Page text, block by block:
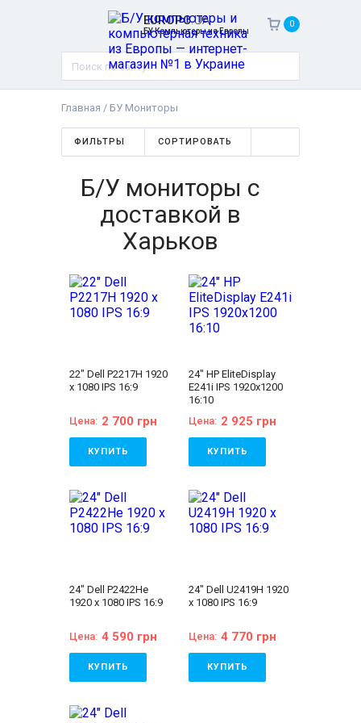
EUROPC.UA
БУ Компьютеры из Европы
0
Главная / БУ Мониторы
ФИЛЬТРЫ СОРТИРОВАТЬ
Б/У мониторы с
доставкой в
Харьков
22" Dell P2217H 1920
x 1080 IPS 16:9
Цена: 2 700 грн
КУПИТЬ
(отличное состояние)
Бренд: Dell
Диагональ: 22 дюйма
Тип матрицы: IPS
VGA: Есть
DVI: Нет
HDMI:
Есть
Комплектация:
Монитор, кабель
питания 220В,
сигнальный кабель
гарантийный талон,
расходная накладная
24" HP EliteDisplay
E241i IPS 1920x1200
16:10
Цена: 2 925 грн
КУПИТЬ
(отличное состояние)
Бренд: HP
Диагональ: 24 дюйма
Тип матрицы: IPS
VGA: Есть
DVI: Есть
HDMI:
Нет
Комплектация:
Монитор, кабель
питания 220В,
сигнальный кабель
24" Dell P2422He
1920 x 1080 IPS 16:9
Цена: 4 590 грн
КУПИТЬ
(отличное состояние)
24" Dell U2419H 1920
x 1080 IPS 16:9
Цена: 4 770 грн
КУПИТЬ